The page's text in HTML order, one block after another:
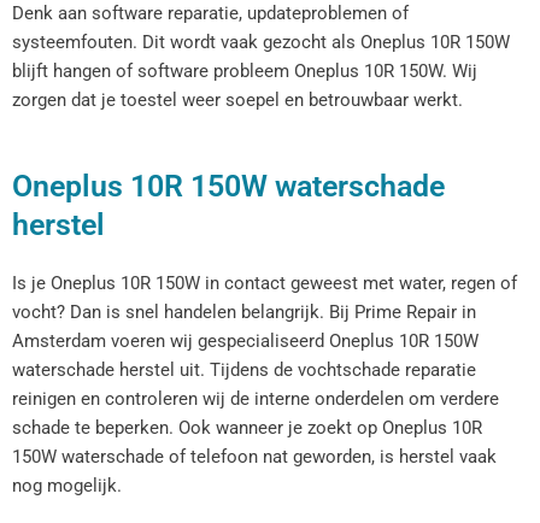
Denk aan software reparatie, updateproblemen of
systeemfouten. Dit wordt vaak gezocht als Oneplus 10R 150W
blijft hangen of software probleem Oneplus 10R 150W. Wij
zorgen dat je toestel weer soepel en betrouwbaar werkt.
Oneplus 10R 150W waterschade
herstel
Is je Oneplus 10R 150W in contact geweest met water, regen of
vocht? Dan is snel handelen belangrijk. Bij Prime Repair in
Amsterdam voeren wij gespecialiseerd Oneplus 10R 150W
waterschade herstel uit. Tijdens de vochtschade reparatie
reinigen en controleren wij de interne onderdelen om verdere
schade te beperken. Ook wanneer je zoekt op Oneplus 10R
150W waterschade of telefoon nat geworden, is herstel vaak
nog mogelijk.